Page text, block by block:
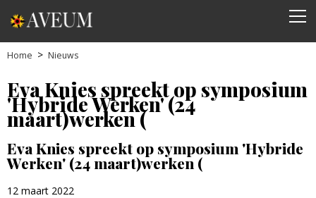
Home Nieuws
Eva Knies spreekt op symposium
'Hybride Werken' (24
maart)werken (
Eva Knies spreekt op symposium 'Hybride
Werken' (24 maart)werken (
12 maart 2022